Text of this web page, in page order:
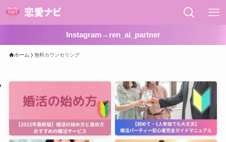
Instagram→ren_ai_partner
ホーム 無料カウンセリング